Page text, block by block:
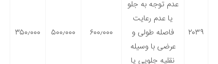
۲۰۳۹
عدم توجه به جلو
یا عدم رعایت
فاصله طولی و
عرضی با وسیله
نقلیه جلویی یا
۶۰۰٫۰۰۰ ۵۰۰٫۰۰۰ ۳۵۰٫۰۰۰